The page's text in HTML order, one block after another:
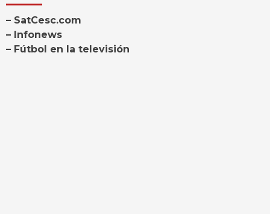
– SatCesc.com
– Infonews
– Fútbol en la televisión